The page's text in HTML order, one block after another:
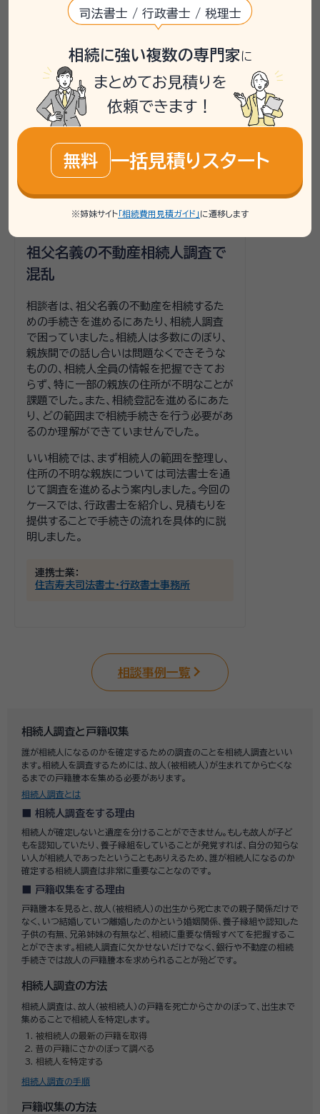
【相続人調査】の相談事例
掲載している相談事例は、「いい相続」で過去にお受けした
ご相談内容をもとに、個人が特定されないよう匿名化・一
部編集したうえで要約したものです。実際に必要な手続き
や相談先は、お客様の状況により異なるため、詳しくは専
門家や相談窓口へご確認ください。
相続人調査
祖父名義の不動産相続人調査で
混乱
相談者は、祖父名義の不動産を相続するた
めの手続きを進めるにあたり、相続人調査
で困っていました。相続人は多数にのぼり、
親族間での話し合いは問題なくできそうな
ものの、相続人全員の情報を把握できてお
らず、特に一部の親族の住所が不明なことが
課題でした。また、相続登記を進めるにあた
り、どの範囲まで相続手続きを行う必要があ
るのか理解ができていませんでした。
いい相続では、まず相続人の範囲を整理し、
住所の不明な親族については司法書士を通
じて調査を進めるよう案内しました。今回の
ケースでは、行政書士を紹介し、見積もりを
提供することで手続きの流れを具体的に説
明しました。
連携士業：
住吉寿夫司法書士・行政書士事務所
相談事例一覧
相続人調査と戸籍収集
誰が相続人になるのかを確定するための調査のことを相続人調査といい
ます。相続人を調査するためには、故人（被相続人）が生まれてから亡くな
るまでの戸籍謄本を集める必要があります。
相続人調査とは
相続人調査をする理由
相続人が確定しないと遺産を分けることができません。もしも故人が子ど
もを認知していたり、養子縁組をしていることが発覚すれば、自分の知らな
い人が相続人であったということもありえるため、誰が相続人になるのか
確定する相続人調査は非常に重要なことなのです。
戸籍収集をする理由
戸籍謄本を見ると、故人（被相続人）の出生から死亡までの親子関係だけで
なく、いつ結婚していつ離婚したのかという婚姻関係、養子縁組や認知した
子供の有無、兄弟姉妹の有無など、相続に重要な情報すべてを把握するこ
とができます。相続人調査に欠かせないだけでなく、銀行や不動産の相続
手続きでは故人の戸籍謄本を求められることが殆どです。
相続人調査の方法
相続人調査は、故人（被相続人）の戸籍を死亡からさかのぼって、出生まで
集めることで相続人を特定します。
被相続人の最新の戸籍を取得
昔の戸籍にさかのぼって調べる
相続人を特定する
相続人調査の手順
戸籍収集の方法
司法書士 / 行政書士 / 税理士
相続に強い複数の専門家に
まとめてお見積りを
依頼できます！
無料 一括見積りスタート
※姉妹サイト 「相続費用見積ガイド」 に遷移します